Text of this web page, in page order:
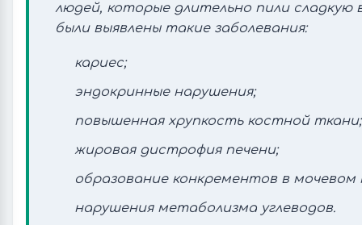
людей, которые длительно пили сладкую
были выявлены такие заболевания:
кариес;
эндокринные нарушения;
повышенная хрупкость костной ткани;
жировая дистрофия печени;
образование конкрементов в мочевом
нарушения метаболизма углеводов.